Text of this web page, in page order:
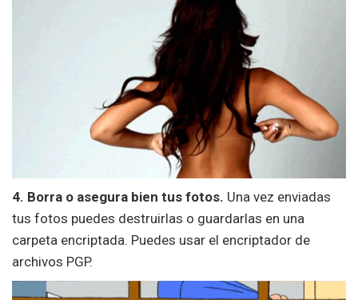
4. Borra o asegura bien tus fotos. Una vez enviadas
tus fotos puedes destruirlas o guardarlas en una
carpeta encriptada. Puedes usar el encriptador de
archivos PGP.